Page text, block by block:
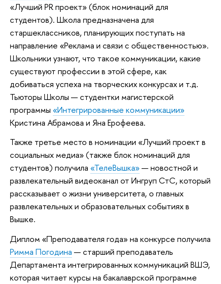
«Лучший PR проект» (блок номинаций для
студентов). Школа предназначена для
старшеклассников, планирующих поступать на
направление «Реклама и связи с общественностью».
Школьники узнают, что такое коммуникации, какие
существуют профессии в этой сфере, как
добиваться успеха на творческих конкурсах и т.д.
Тьюторы Школы — студентки магистерской
программы «Интегрированные коммуникации»
Кристина Абрамова и Яна Ерофеева.
Также третье место в номинации «Лучший проект в
социальных медиа» (также блок номинаций для
студентов) получила «ТелеВышка»— новостной и
развлекательный видеоканал от Ингруп СтС, который
рассказывает о жизни университета, о главных
развлекательных и образовательных событиях в
Вышке.
Диплом «Преподавателя года» на конкурсе получила
Римма Погодина — старший преподаватель
Департамента интегрированных коммуникаций ВШЭ,
которая читает курсы на бакалаврской программе